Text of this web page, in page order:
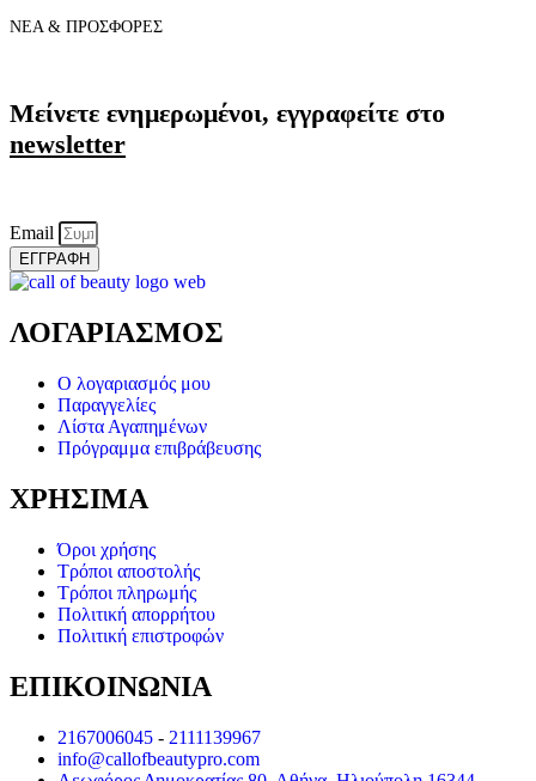
ΝΕΑ & ΠΡΟΣΦΟΡΕΣ
Μείνετε ενημερωμένοι, εγγραφείτε στο
newsletter
Email
ΕΓΓΡΑΦΗ
ΛΟΓΑΡΙΑΣΜΟΣ
Ο λογαριασμός μου
Παραγγελίες
Λίστα Αγαπημένων
Πρόγραμμα επιβράβευσης
ΧΡΗΣΙΜΑ
Όροι χρήσης
Τρόποι αποστολής
Τρόποι πληρωμής
Πολιτική απορρήτου
Πολιτική επιστροφών
ΕΠΙΚΟΙΝΩΝΙΑ
2167006045 - 2111139967
info@callofbeautypro.com